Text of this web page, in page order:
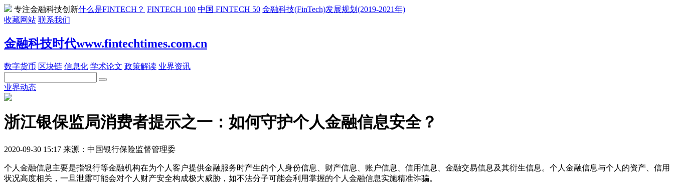
专注金融科技创新什么是FINTECH？ FINTECH 100 中国 FINTECH 50 金融科技(FinTech)发展规划(2019-2021年)
收藏网站 联系我们
金融科技时代www.fintechtimes.com.cn
数字货币 区块链 信息化 学术论文 政策解读 业界资讯
业界动态
浙江银保监局消费者提示之一：如何守护个人金融信息安全？
2020-09-30 15:17 来源：中国银行保险监督管理委
个人金融信息主要是指银行等金融机构在为个人客户提供金融服务时产生的个人身份信息、财产信息、账户信息、信用信息、金融交易信息及其衍生信息。个人金融信息与个人的资产、信用
状况高度相关，一旦泄露可能会对个人财产安全构成极大威胁，如不法分子可能会利用掌握的个人金融信息实施精准诈骗。